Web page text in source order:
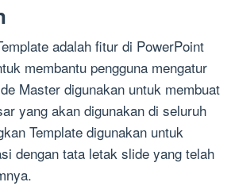
adalah fitur di PowerPoint
membantu pengguna mengatur
Master digunakan untuk membuat
yang akan digunakan di seluruh
Template digunakan untuk
dengan tata letak slide yang telah